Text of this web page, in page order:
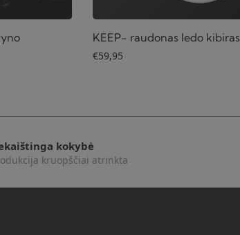
KEEP- raudonas ledo kibiras
€59,95
kokybė
kruopščiai atrinkta